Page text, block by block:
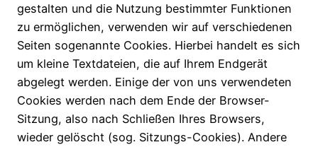
gestalten und die Nutzung bestimmter Funktionen
zu ermöglichen, verwenden wir auf verschiedenen
Seiten sogenannte Cookies. Hierbei handelt es sich
um kleine Textdateien, die auf Ihrem Endgerät
abgelegt werden. Einige der von uns verwendeten
Cookies werden nach dem Ende der Browser-
Sitzung, also nach Schließen Ihres Browsers,
wieder gelöscht (sog. Sitzungs-Cookies). Andere